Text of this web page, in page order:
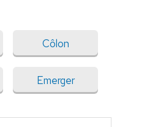
Côlon
Emerger